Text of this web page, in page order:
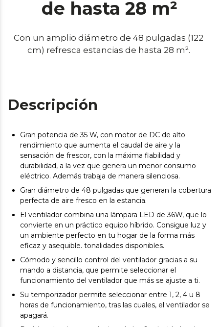
de hasta 28 m²
Con un amplio diámetro de 48 pulgadas (122
cm) refresca estancias de hasta 28 m².
Descripción
Gran potencia de 35 W, con motor de DC de alto
rendimiento que aumenta el caudal de aire y la
sensación de frescor, con la máxima fiabilidad y
durabilidad, a la vez que genera un menor consumo
eléctrico. Además trabaja de manera silenciosa.
Gran diámetro de 48 pulgadas que generan la cobertura
perfecta de aire fresco en la estancia.
El ventilador combina una lámpara LED de 36W, que lo
convierte en un práctico equipo híbrido. Consigue luz y
un ambiente perfecto en tu hogar de la forma más
eficaz y asequible. tonalidades disponibles.
Cómodo y sencillo control del ventilador gracias a su
mando a distancia, que permite seleccionar el
funcionamiento del ventilador que más se ajuste a ti.
Su temporizador permite seleccionar entre 1, 2, 4 u 8
horas de funcionamiento, tras las cuales, el ventilador se
apagará.